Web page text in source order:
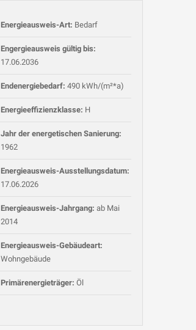
Energieausweis-Art: Bedarf
Engergieausweis gültig bis:
17.06.2036
Endenergiebedarf: 490 kWh/(m²*a)
Energieeffizienzklasse: H
Jahr der energetischen Sanierung:
1962
Energieausweis-Ausstellungsdatum:
17.06.2026
Energieausweis-Jahrgang: ab Mai
2014
Energieausweis-Gebäudeart:
Wohngebäude
Primärenergieträger: Öl